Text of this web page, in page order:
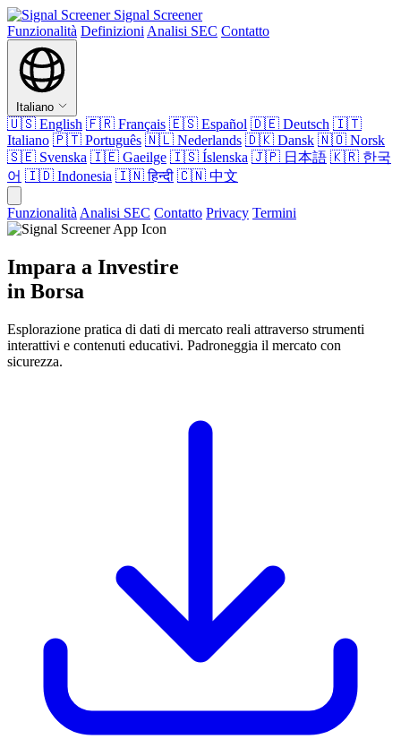
Signal Screener
Funzionalità Definizioni Analisi SEC Contatto
Italiano
🇺🇸 English 🇫🇷 Français 🇪🇸 Español 🇩🇪 Deutsch 🇮🇹
Italiano 🇵🇹 Português 🇳🇱 Nederlands 🇩🇰 Dansk 🇳🇴 Norsk
🇸🇪 Svenska 🇮🇪 Gaeilge 🇮🇸 Íslenska 🇯🇵 日本語 🇰🇷 한국
어 🇮🇩 Indonesia 🇮🇳हिन्दी 🇨🇳 中文
Funzionalità Analisi SEC Contatto Privacy Termini
Impara a Investire
in Borsa
Esplorazione pratica di dati di mercato reali attraverso strumenti
interattivi e contenuti educativi. Padroneggia il mercato con
sicurezza.